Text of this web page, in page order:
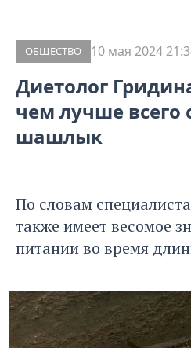
ОБЩЕСТВО 10 мая 2024
Диетолог
чем лучше всего
шашлык
По словам
также имеет весомое
питании во время